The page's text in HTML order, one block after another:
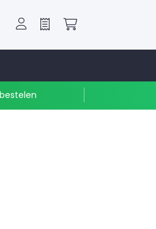
OfferteWinkelwagen